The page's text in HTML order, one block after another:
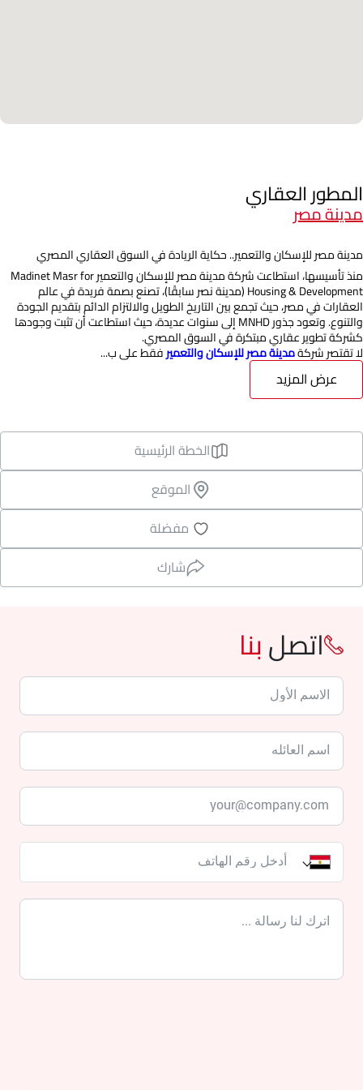
المطور العقاري
مدينة مصر
مدينة مصر للإسكان والتعمير.. حكاية الريادة في السوق العقاري المصري
منذ تأسيسها، استطاعت شركة مدينة مصر للإسكان والتعمير Madinet Masr for
Housing & Development (مدينة نصر سابقًا)، تصنع بصمة فريدة في عالم
العقارات في مصر، حيث تجمع بين التاريخ الطويل والالتزام الدائم بتقديم الجودة
والتنوع. وتعود جذور MNHD إلى سنوات عديدة، حيث استطاعت أن تثبت وجودها
كشركة تطوير عقاري مبتكرة في السوق المصري.
لا تقتصر شركةمدينة مصر للإسكان والتعميرفقط على ب...
عرض المزيد
الخطة الرئيسية
الموقع
مفضلة
شارك
اتصلبنا